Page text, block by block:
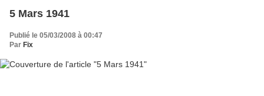
5 Mars 1941
Publié le 05/03/2008 à 00:47
Par Fix